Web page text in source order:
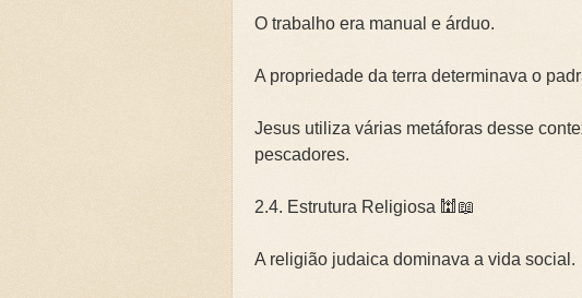
O trabalho era manual e árduo.
A propriedade da terra determinava o
Jesus utiliza várias metáforas desse
pescadores.
2.4. Estrutura Religiosa 🕍📖
A religião judaica dominava a vida social.